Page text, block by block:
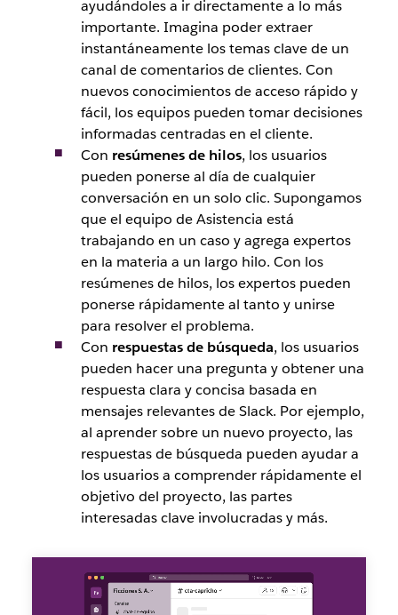
ayudándoles a ir directamente a lo más
importante. Imagina poder extraer
instantáneamente los temas clave de un
canal de comentarios de clientes. Con
nuevos conocimientos de acceso rápido y
fácil, los equipos pueden tomar decisiones
informadas centradas en el cliente.
Con resúmenes de hilos, los usuarios
pueden ponerse al día de cualquier
conversación en un solo clic. Supongamos
que el equipo de Asistencia está
trabajando en un caso y agrega expertos
en la materia a un largo hilo. Con los
resúmenes de hilos, los expertos pueden
ponerse rápidamente al tanto y unirse
para resolver el problema.
Con respuestas de búsqueda, los usuarios
pueden hacer una pregunta y obtener una
respuesta clara y concisa basada en
mensajes relevantes de Slack. Por ejemplo,
al aprender sobre un nuevo proyecto, las
respuestas de búsqueda pueden ayudar a
los usuarios a comprender rápidamente el
objetivo del proyecto, las partes
interesadas clave involucradas y más.